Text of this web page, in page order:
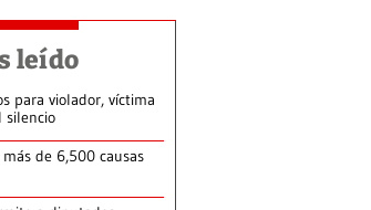
leído
para violador, víctima
silencio
más de 6,500 causas